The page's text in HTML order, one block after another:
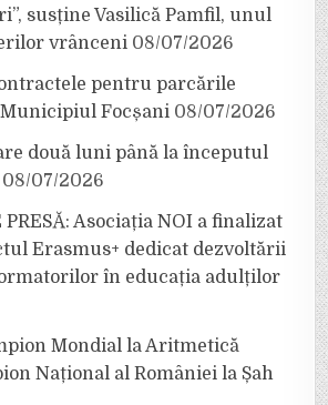
susține Vasilică Pamfil, unul
vrânceni 08/07/2026
pentru parcările
Focșani 08/07/2026
două luni până la începutul
08/07/2026
PRESĂ: Asociația NOI a finalizat
Erasmus+ dedicat dezvoltării
în educația adulților
Mondial la Aritmetică
Național al României la Șah